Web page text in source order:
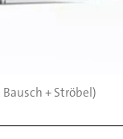
+ Ströbel)